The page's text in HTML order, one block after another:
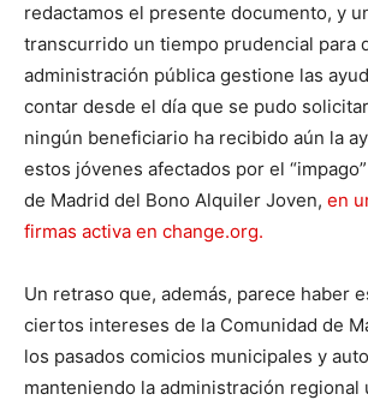
redactamos el presente documento, y
transcurrido un tiempo prudencial para
administración pública gestione las
contar desde el día que se pudo
ningún beneficiario ha recibido aún la
estos jóvenes afectados por el
de Madrid del Bono Alquiler Joven, en
firmas activa en change.org.
Un retraso que, además, parece haber
ciertos intereses de la Comunidad de
los pasados comicios municipales y
manteniendo la administración regional